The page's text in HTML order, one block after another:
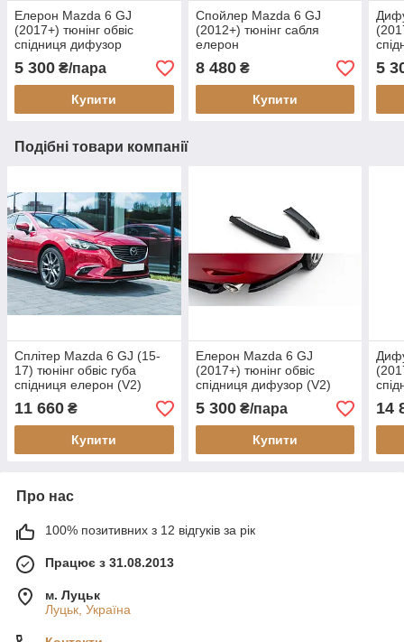
Елерон Mazda 6 GJ
(2017+) тюнінг обвіс
спідниця дифузор
5 300 ₴/пара
Купити
Спойлер Mazda 6 GJ
(2012+) тюнінг сабля
елерон
8 480₴
Купити
5
Подібні товари компанії
Сплітер Mazda 6 GJ (15-
17) тюнінг обвіс губа
спідниця елерон (V2)
11 660 ₴
Купити
Елерон Mazda 6 GJ
(2017+) тюнінг обвіс
спідниця дифузор (V2)
5 300₴/пара
Купити
14
Про нас
100% позитивних з 12 відгуків за рік
Працює з 31.08.2013
м. Луцьк
Луцьк, Україна